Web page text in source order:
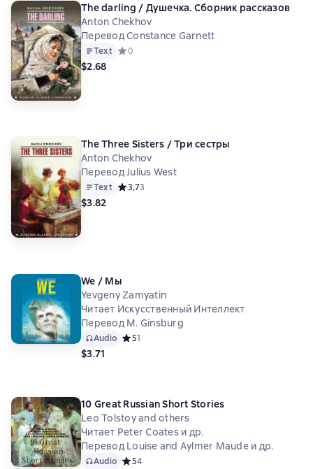
The darling / Душечка. Сборник рассказов
Anton Chekhov
Перевод Constance Garnett
Text Средний рейтинг 0 на основе 0 оценок
0
$2.68
The Three Sisters / Три сестры
Anton Chekhov
Перевод Julius West
Text Средний рейтинг 3,7 на основе 3 оценок
3,73
$3.82
We / Мы
Yevgeny Zamyatin
Читает Искусственный Интеллект
Перевод M. Ginsburg
Audio Средний рейтинг 5 на основе 1 оценок
51
$3.71
10 Great Russian Short Stories
Leo Tolstoy and others
Читает Peter Coates и др.
Перевод Louise and Aylmer Maude и др.
Audio Средний рейтинг 5 на основе 4 оценок
54